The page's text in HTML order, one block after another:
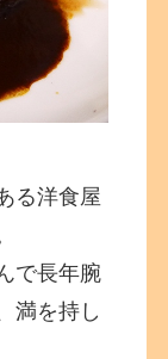
る洋食屋
で長年腕
満を持し